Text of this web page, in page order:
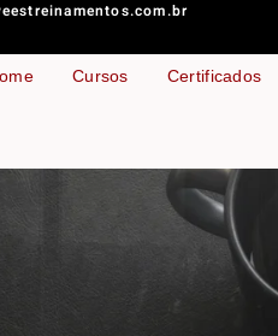
Cursos Certificados